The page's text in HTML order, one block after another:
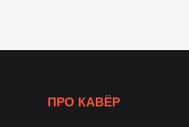
ПРО КАВЁР